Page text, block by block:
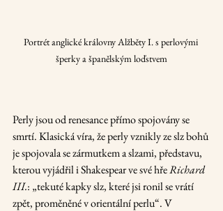
Portrét anglické královny Alžběty I. s perlovými
šperky a španělským loďstvem
Perly jsou od renesance přímo spojovány se
smrtí. Klasická víra, že perly vznikly ze slz bohů
je spojovala se zármutkem a slzami, představu,
kterou vyjádřil i Shakespear ve své hře Richard
III.: „tekuté kapky slz, které jsi ronil se vrátí
zpět, proměněné v orientální perlu“. V